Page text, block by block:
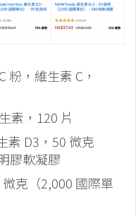
，維生素 C，
素，120 片
素 D3，50 微克
膠軟凝膠
克（2,000 國際單